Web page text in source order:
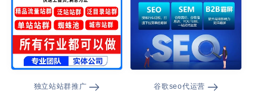
独立站站群推广 谷歌seo代运营